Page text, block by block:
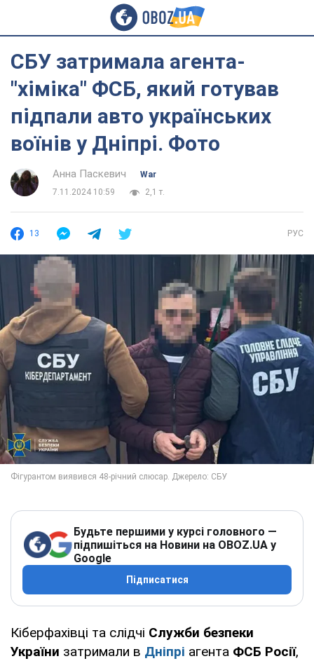
СБУ затримала агента-
"хіміка" ФСБ, який готував
підпали авто українських
воїнів у Дніпрі. Фото
Анна Паскевич
War
7.11.2024 10:59
2,1 т.
13 РУС
Будьте першими у курсі головного —
підпишіться на Новини на OBOZ.UA у
Google
Підписатися
Кіберфахівці та слідчі Служби безпеки
України затримали в Дніпрі агента ФСБ Росії,